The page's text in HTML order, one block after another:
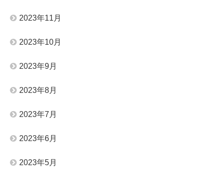
2023年11月
2023年10月
2023年9月
2023年8月
2023年7月
2023年6月
2023年5月